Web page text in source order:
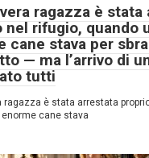
ragazza è stata
nel rifugio, quando
cane stava per
— ma l’arrivo di
tutti
ragazza è stata arrestata
cane stava